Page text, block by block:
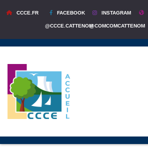
CCCE.FR FACEBOOK
@CCCE.CATTENOM
INSTAGRAM
@COMCOMCATTENOM